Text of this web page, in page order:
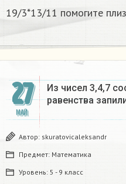
19/3*13/11 помогите плиз
27
МАЙ
Из чисел 3,4,7
равенства
Автор: skuratovicaleksandr
Предмет: Математика
Уровень: 5 - 9 класс